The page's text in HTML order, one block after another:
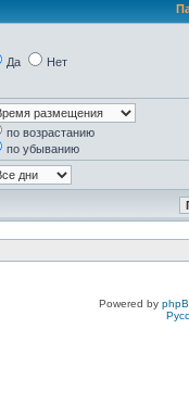
Да Нет
по возрастанию
по убыванию
Powered by